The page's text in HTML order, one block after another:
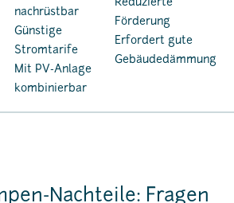
nachrüstbar
Günstige
Stromtarife
Mit PV-Anlage
kombinierbar
Reduzierte
Förderung
Erfordert gute
Gebäudedämmung
Nachteile: Fragen